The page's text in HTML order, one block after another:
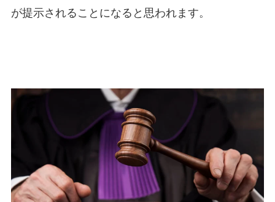
が提示されることになると思われます。